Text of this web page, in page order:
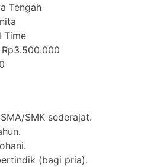
Tengah
Time
3.500.000
SMK sederajat.
(bagi pria).